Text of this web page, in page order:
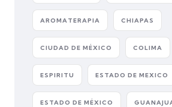
AROMATERAPIA CHIAPAS
CIUDAD DE MÉXICO COLIMA
ESPIRITU ESTADO DE MEXICO
ESTADO DE MÉXICO